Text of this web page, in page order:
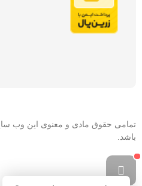
تمامی حقوق مادی و معنوی این وب
باشد.